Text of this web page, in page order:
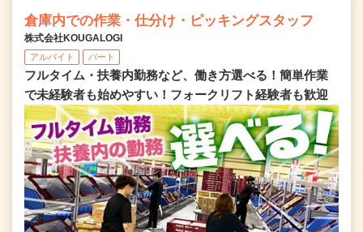
倉庫内での作業・仕分け・ピッキングスタッフ
株式会社KOUGALOGI
アルバイト パート
フルタイム・扶養内勤務など、働き方選べる！簡単作業
で未経験者も始めやすい！フォークリフト経験者も歓迎